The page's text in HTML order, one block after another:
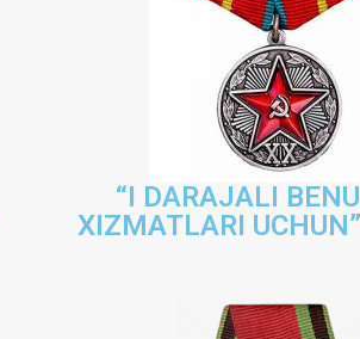
“I DARAJALI
XIZMATLARI